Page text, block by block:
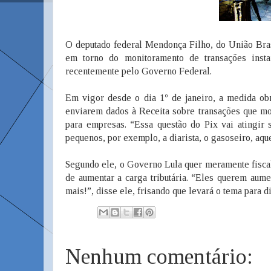
O deputado federal Mendonça Filho, do União
em torno do monitoramento de transações
recentemente pelo Governo Federal.
Em vigor desde o dia 1º de janeiro, a medida
enviarem dados à Receita sobre transações que
para empresas. “Essa questão do Pix vai atingir
pequenos, por exemplo, a diarista, o gasoseiro,
Segundo ele, o Governo Lula quer meramente
de aumentar a carga tributária. “Eles querem
mais!”, disse ele, frisando que levará o tema para
Nenhum comentário: